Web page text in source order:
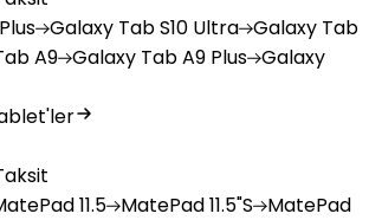
Galaxy Tab S10 Ultra Galaxy Tab
A9 Galaxy Tab A9 Plus Galaxy
11.5 MatePad11.5"S
MatePad